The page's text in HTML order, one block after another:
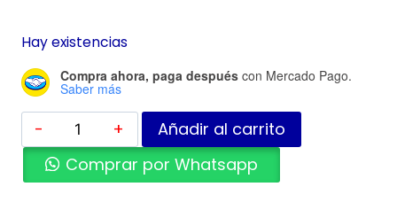
Hay existencias
Compra ahora, paga después con Mercado Pago.
Saber más
Añadir al carrito
Comprar por Whatsapp